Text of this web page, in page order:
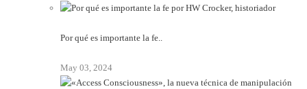
Por qué es importante la fe..
May 03, 2024